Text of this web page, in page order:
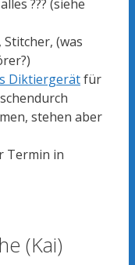
??? (siehe
(was
Diktiergerätfür
stehen aber
Termin in
(Kai)